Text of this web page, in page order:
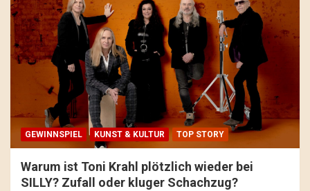
GEWINNSPIEL KUNST & KULTUR TOP STORY
Warum ist Toni Krahl plötzlich wieder bei
SILLY? Zufall oder kluger Schachzug?